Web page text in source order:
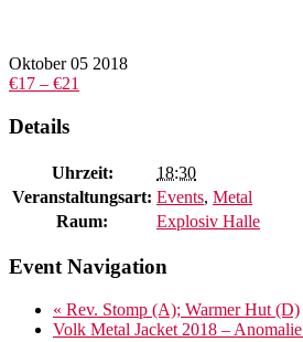
Oktober 05 2018
€17 – €21
Details
Uhrzeit:
18:30
Veranstaltungsart: Events, Metal
Raum:
Explosiv Halle
Event Navigation
« Rev. Stomp (A); Warmer Hut (D)
Volk Metal Jacket 2018 – Anomalie